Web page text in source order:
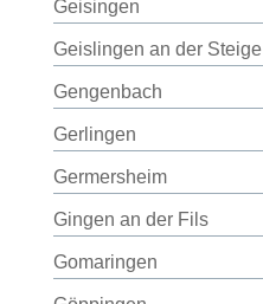
Geisingen
Geislingen an der Steige
Gengenbach
Gerlingen
Germersheim
Gingen an der Fils
Gomaringen